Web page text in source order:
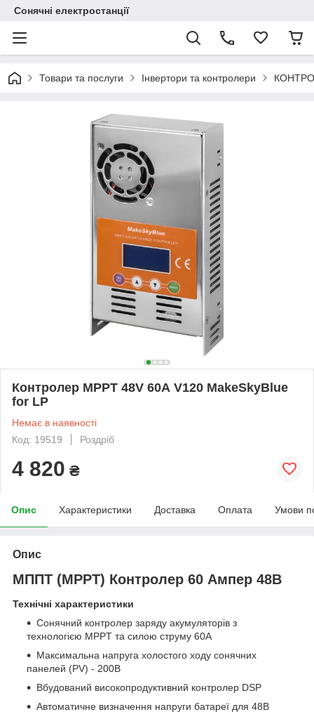
Сонячні електростанції
Товари та послуги Інвертори та контролери
Контролер MPPT 48V 60А V120 MakeSkyBlue
for LP
Немає в наявності
Код: 19519
Роздріб
4 820 ₴
Опис Характеристики Доставка Оплата Умови
Опис
МППТ (MPPT) Контролер 60 Ампер 48В
Технічні характеристики
Сонячний контролер заряду акумуляторів з
технологією MPPT та силою струму 60А
Максимальна напруга холостого ходу сонячних
панелей (PV) - 200В
Вбудований високопродуктивний контролер DSP
Автоматичне визначення напруги батареї для 48В